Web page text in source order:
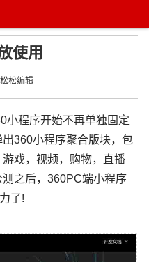
使用
松编辑
小程序开始不再单独固定
360小程序聚合版块，包
戏，视频，购物，直播
之后，360PC端小程序
了!